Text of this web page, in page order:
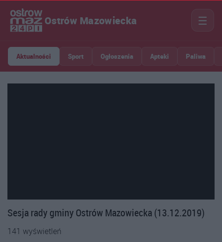
Ostrów Mazowiecka ☰
Aktualności Sport Ogłoszenia Apteki Paliwa
Sesja rady gminy Ostrów Mazowiecka (13.12.2019)
141 wyświetleń